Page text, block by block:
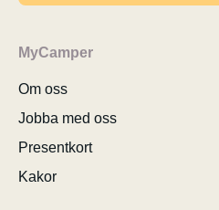
MyCamper
Om oss
Jobba med oss
Presentkort
Kakor